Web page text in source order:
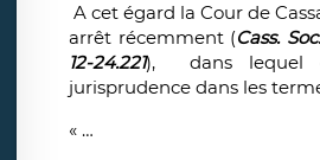
A cet égard la Cour de
arrêt récemment (Cass.
12-24.221), dans lequel
jurisprudence dans les
« …